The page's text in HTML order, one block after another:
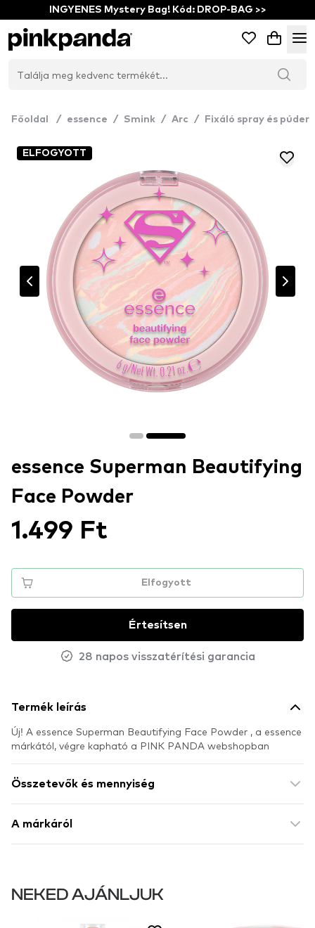
INGYENES Mystery Bag! Kód: DROP-BAG >>
Főoldal / essence / Smink / Arc / Fixáló spray és púder
ELFOGYOTT
essence Superman Beautifying
Face Powder
1.499 Ft
Elfogyott
Értesítsen
28 napos visszatérítési garancia
Termék leírás
Új! A essence Superman Beautifying Face Powder , a essence
márkától, végre kapható a PINK PANDA webshopban
Összetevők és mennyiség
A márkáról
NEKED AJÁNLJUK